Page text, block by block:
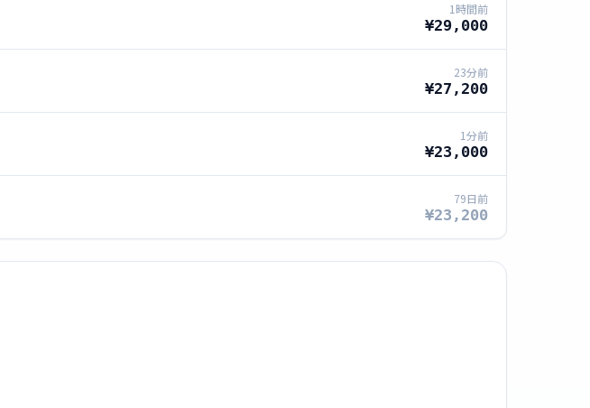
1時間前
¥29,000
23分前
¥27,200
1分前
¥23,000
79日前
¥23,200